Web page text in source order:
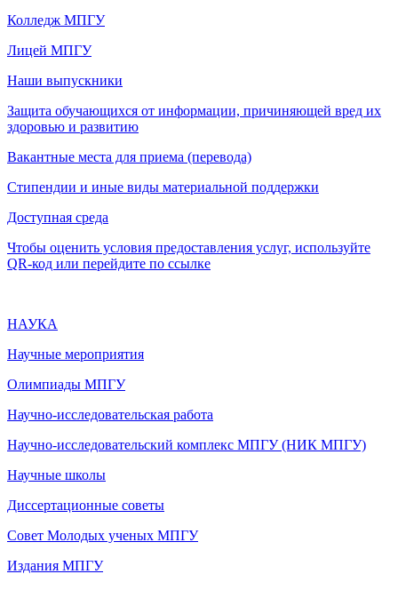
Колледж МПГУ
Лицей МПГУ
Наши выпускники
Защита обучающихся от информации, причиняющей вред их
здоровью и развитию
Вакантные места для приема (перевода)
Стипендии и иные виды материальной поддержки
Доступная среда
Чтобы оценить условия предоставления услуг, используйте
QR-код или перейдите по ссылке
НАУКА
Научные мероприятия
Олимпиады МПГУ
Научно-исследовательская работа
Научно-исследовательский комплекс МПГУ (НИК МПГУ)
Научные школы
Диссертационные советы
Совет Молодых ученых МПГУ
Издания МПГУ